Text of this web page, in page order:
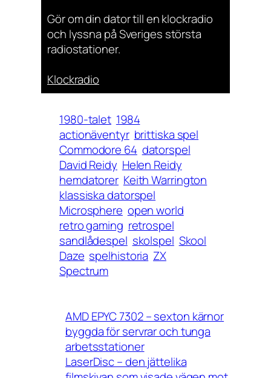
Gör om din dator till en klockradio
och lyssna på Sveriges största
radiostationer.
Klockradio
1980-talet 1984
actionäventyr brittiska spel
Commodore 64 datorspel
David Reidy Helen Reidy
hemdatorer Keith Warrington
klassiska datorspel
Microsphere open world
retro gaming retrospel
sandlådespel skolspel Skool
Daze spelhistoria ZX
Spectrum
AMD EPYC 7302 – sexton kärnor
byggda för servrar och tunga
arbetsstationer
LaserDisc – den jättelika